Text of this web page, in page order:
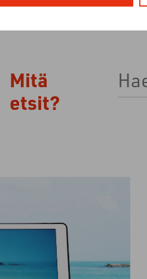
Mitä
etsit?